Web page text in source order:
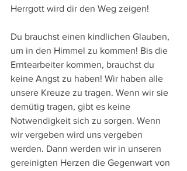
Herrgott wird dir den Weg zeigen!
Du brauchst einen kindlichen Glauben,
um in den Himmel zu kommen! Bis die
Erntearbeiter kommen, brauchst du
keine Angst zu haben! Wir haben alle
unsere Kreuze zu tragen. Wenn wir sie
demütig tragen, gibt es keine
Notwendigkeit sich zu sorgen. Wenn
wir vergeben wird uns vergeben
werden. Dann werden wir in unseren
gereinigten Herzen die Gegenwart von